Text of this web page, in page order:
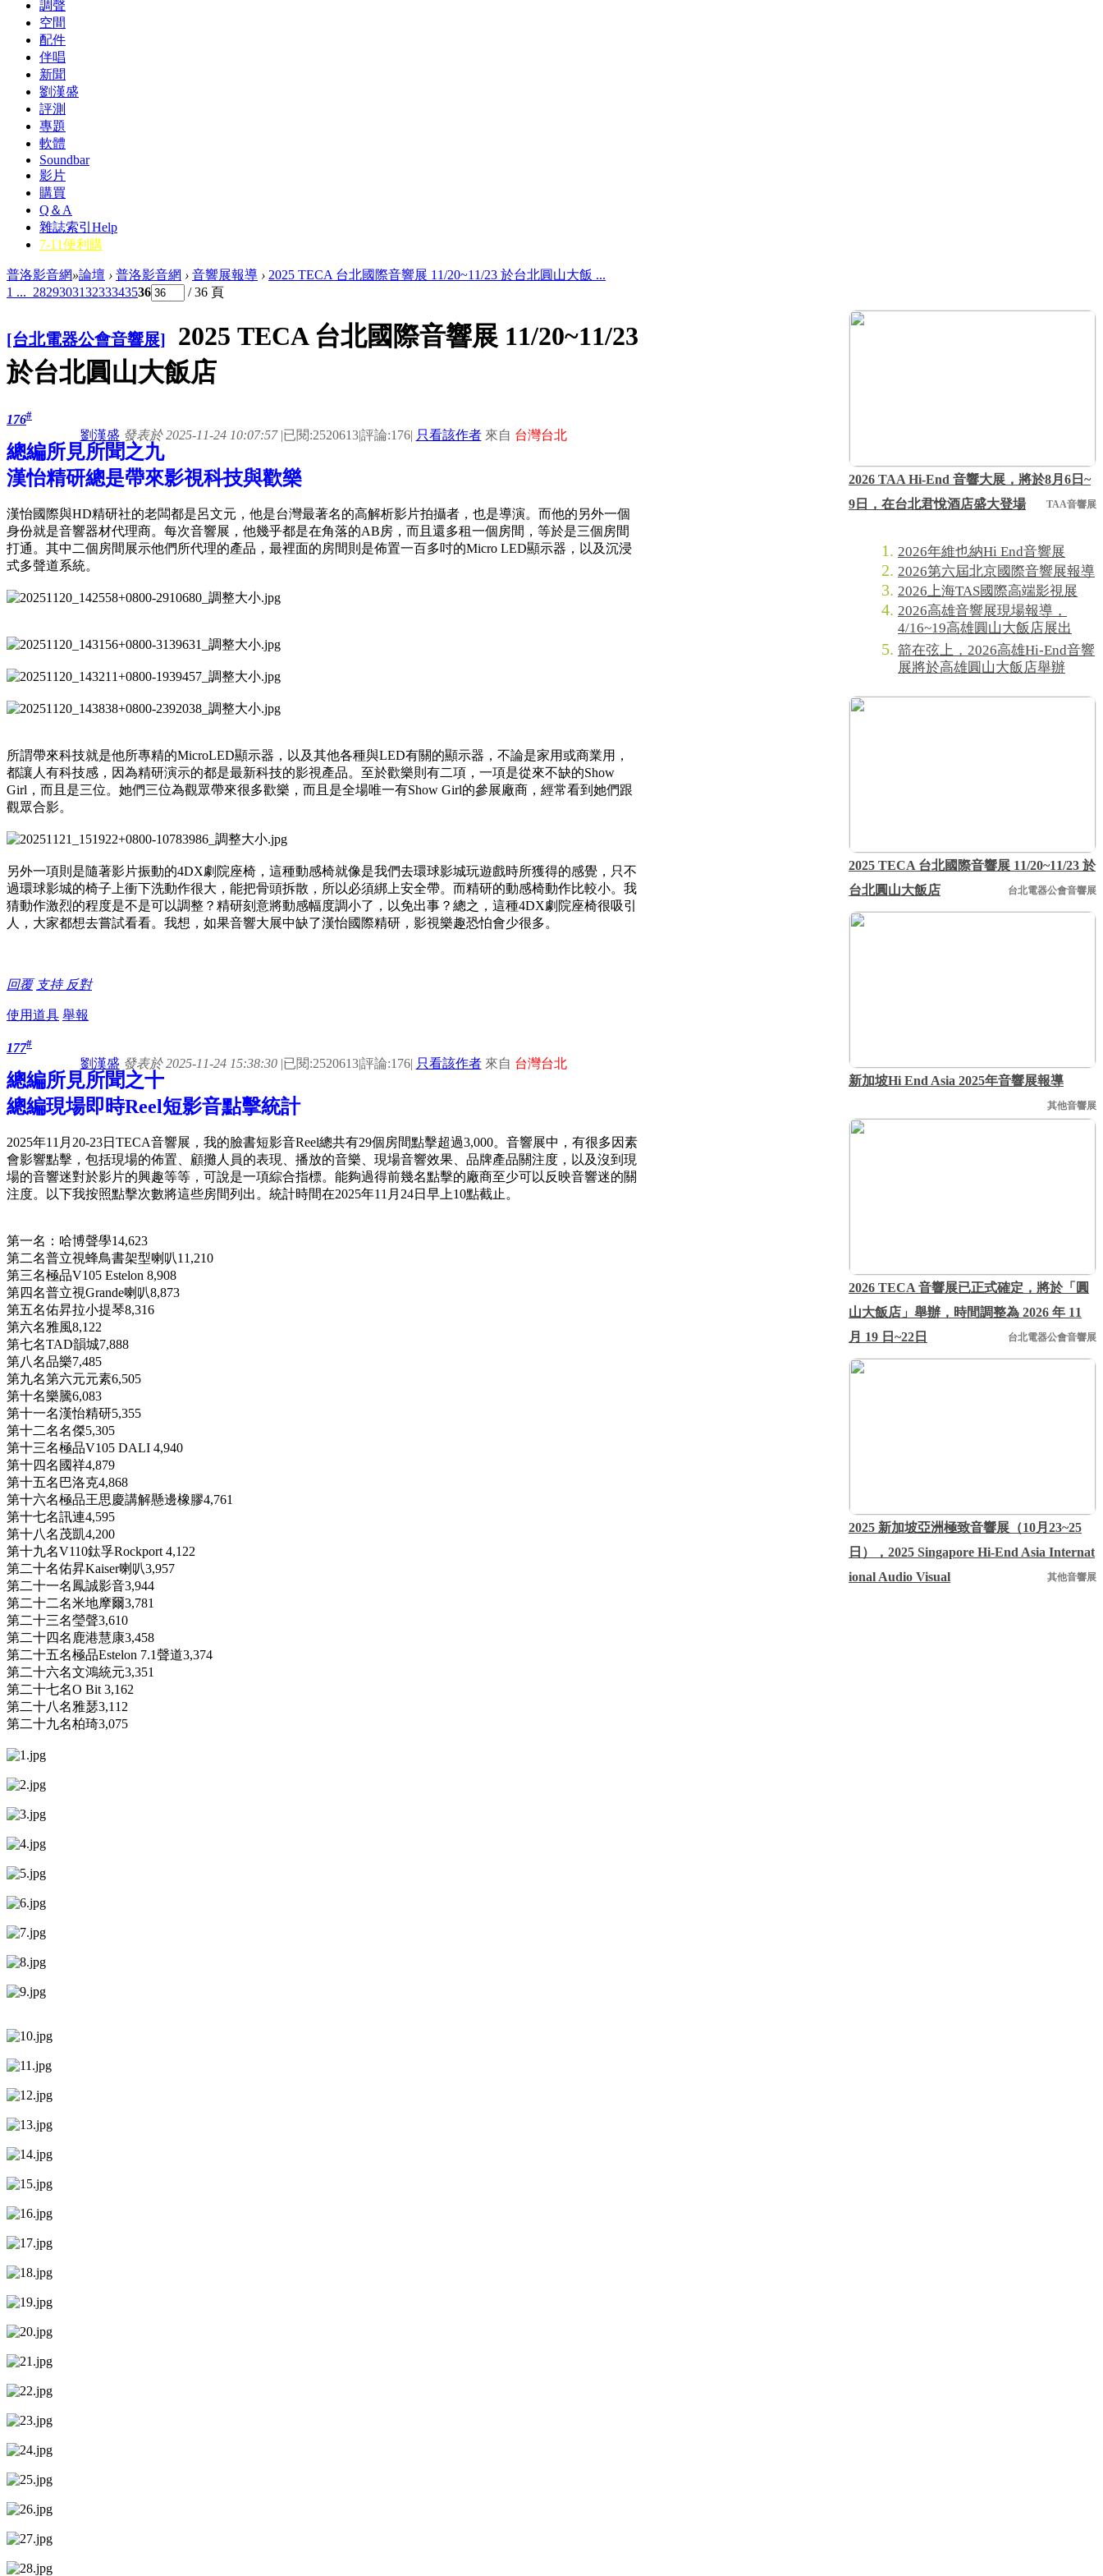
調聲
空間
配件
伴唱
新聞
劉漢盛
評測
專題
軟體
Soundbar
影片
購買
Q＆A
雜誌索引 Help
7-11便利購
普洛影音網»論壇 › 普洛影音網 › 音響展報導 › 2025 TECA 台北國際音響展 11/20~11/23 於台北圓山大飯 ...
1 ... 282930313233343536 / 36 頁
[台北電器公會音響展]
2025 TECA 台北國際音響展 11/20~11/23
於台北圓山大飯店
176#
劉漢盛 發表於 2025-11-24 10:07:57 |已閱:2520613|評論:176| 只看該作者來自 台灣台北
總編所見所聞之九
漢怡精研總是帶來影視科技與歡樂
漢怡國際與HD精研社的老闆都是呂文元，他是台灣最著名的高解析影片拍攝者，也是導演。而他的另外一個
身份就是音響器材代理商。每次音響展，他幾乎都是在角落的AB房，而且還多租一個房間，等於是三個房間
打通。其中二個房間展示他們所代理的產品，最裡面的房間則是佈置一百多吋的Micro LED顯示器，以及沉浸
式多聲道系統。
所謂帶來科技就是他所專精的MicroLED顯示器，以及其他各種與LED有關的顯示器，不論是家用或商業用，
都讓人有科技感，因為精研演示的都是最新科技的影視產品。至於歡樂則有二項，一項是從來不缺的Show
Girl，而且是三位。她們三位為觀眾帶來很多歡樂，而且是全場唯一有Show Girl的參展廠商，經常看到她們跟
觀眾合影。
另外一項則是隨著影片振動的4DX劇院座椅，這種動感椅就像是我們去環球影城玩遊戲時所獲得的感覺，只不
過環球影城的椅子上衝下洗動作很大，能把骨頭拆散，所以必須綁上安全帶。而精研的動感椅動作比較小。我
猜動作激烈的程度是不是可以調整？精研刻意將動感幅度調小了，以免出事？總之，這種4DX劇院座椅很吸引
人，大家都想去嘗試看看。我想，如果音響大展中缺了漢怡國際精研，影視樂趣恐怕會少很多。
回覆 支持 反對
使用道具 舉報
177#
劉漢盛 發表於 2025-11-24 15:38:30 |已閱:2520613|評論:176| 只看該作者來自 台灣台北
總編所見所聞之十
總編現場即時Reel短影音點擊統計
2025年11月20-23日TECA音響展，我的臉書短影音Reel總共有29個房間點擊超過3,000。音響展中，有很多因素
會影響點擊，包括現場的佈置、顧攤人員的表現、播放的音樂、現場音響效果、品牌產品關注度，以及沒到現
場的音響迷對於影片的興趣等等，可說是一項綜合指標。能夠過得前幾名點擊的廠商至少可以反映音響迷的關
注度。以下我按照點擊次數將這些房間列出。統計時間在2025年11月24日早上10點截止。
第一名：哈博聲學14,623
第二名普立視蜂鳥書架型喇叭11,210
第三名極品V105 Estelon 8,908
第四名普立視Grande喇叭8,873
第五名佑昇拉小提琴8,316
第六名雅風8,122
第七名TAD韻城7,888
第八名品樂7,485
第九名第六元元素6,505
第十名樂騰6,083
第十一名漢怡精研5,355
第十二名名傑5,305
第十三名極品V105 DALI 4,940
第十四名國祥4,879
第十五名巴洛克4,868
第十六名極品王思慶講解懸邊橡膠4,761
第十七名訊連4,595
第十八名茂凱4,200
第十九名V110鈦孚Rockport 4,122
第二十名佑昇Kaiser喇叭3,957
第二十一名鳳誠影音3,944
第二十二名米地摩爾3,781
第二十三名瑩聲3,610
第二十四名鹿港慧康3,458
第二十五名極品Estelon 7.1聲道3,374
第二十六名文鴻統元3,351
第二十七名O Bit 3,162
第二十八名雅瑟3,112
第二十九名柏琦3,075
2026 TAA Hi-End 音響大展，將於8月6日~
9日，在台北君悅酒店盛大登場
TAA音響展
2026年維也納Hi End音響展
2026第六屆北京國際音響展報導
2026上海TAS國際高端影視展
2026高雄音響展現場報導，
4/16~19高雄圓山大飯店展出
箭在弦上，2026高雄Hi-End音響
展將於高雄圓山大飯店舉辦
2025 TECA 台北國際音響展 11/20~11/23 於
台北圓山大飯店
台北電器公會音響展
新加坡Hi End Asia 2025年音響展報導
其他音響展
2026 TECA 音響展已正式確定，將於「圓
山大飯店」舉辦，時間調整為 2026 年 11
月 19 日~22日
台北電器公會音響展
2025 新加坡亞洲極致音響展（10月23~25
日），2025 Singapore Hi-End Asia Internat
ional Audio Visual
其他音響展